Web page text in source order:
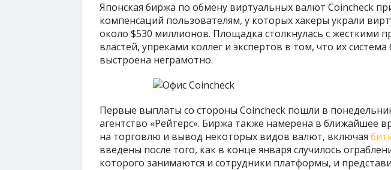
Японская биржа по обмену виртуальных валют Coincheck
компенсаций пользователям, у которых хакеры украли
около $530 миллионов. Площадка столкнулась с жесткими
властей, упреками коллег и экспертов в том, что их система
выстроена неграмотно.
Первые выплаты со стороны Coincheck пошли в
агентство «Рейтерс». Биржа также намерена в ближайшее
на торговлю и вывод некоторых видов валют, включая
введены после того, как в конце января случилось
которого занимаются и сотрудники платформы, и